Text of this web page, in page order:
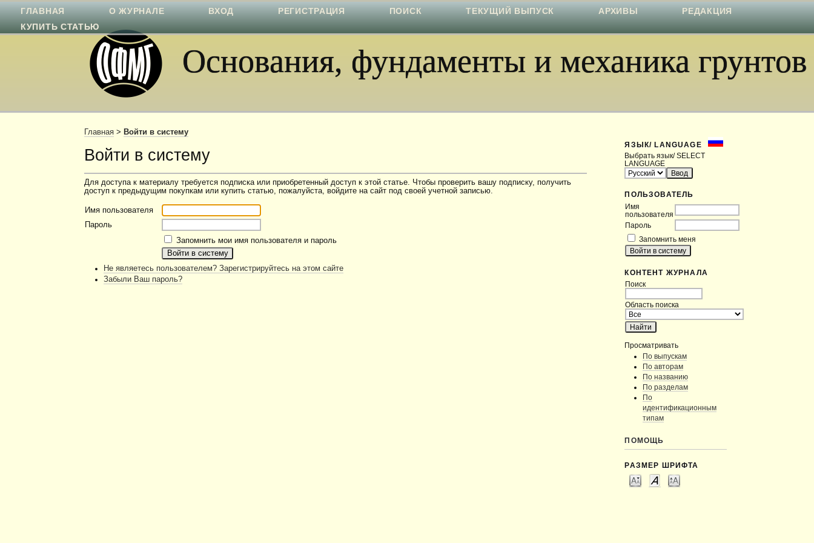
Основания, фундаменты и механика грунтов
ЯЗЫК/ LANGUAGE
Выбрать язык/ SELECT
LANGUAGE
ПОЛЬЗОВАТЕЛЬ
Имя
пользователя
Пароль
Запомнить меня
КОНТЕНТ ЖУРНАЛА
Поиск
Область поиска
Просматривать
По выпускам
По авторам
По названию
По разделам
По
идентификационным
типам
ПОМОЩЬ
РАЗМЕР ШРИФТА
ГЛАВНАЯ О ЖУРНАЛЕ ВХОД РЕГИСТРАЦИЯ ПОИСК ТЕКУЩИЙ ВЫПУСК АРХИВЫ
РЕДАКЦИЯ
КУПИТЬ СТАТЬЮ
Главная > Войти в систему
Войти в систему
Для доступа к материалу требуется подписка или приобретенный доступ к этой статье. Чтобы проверить вашу подписку, получить
доступ к предыдущим покупкам или купить статью, пожалуйста, войдите на сайт под своей учетной записью.
Имя пользователя
Пароль
Запомнить мои имя пользователя и пароль
Не являетесь пользователем? Зарегистрируйтесь на этом сайте
Забыли Ваш пароль?